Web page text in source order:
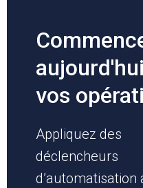
vos
Appliquez des
déclencheurs
d’automatisation